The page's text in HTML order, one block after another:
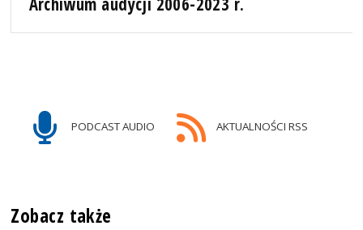
PODCAST AUDIO AKTUALNOŚCI RSS
Zobacz także